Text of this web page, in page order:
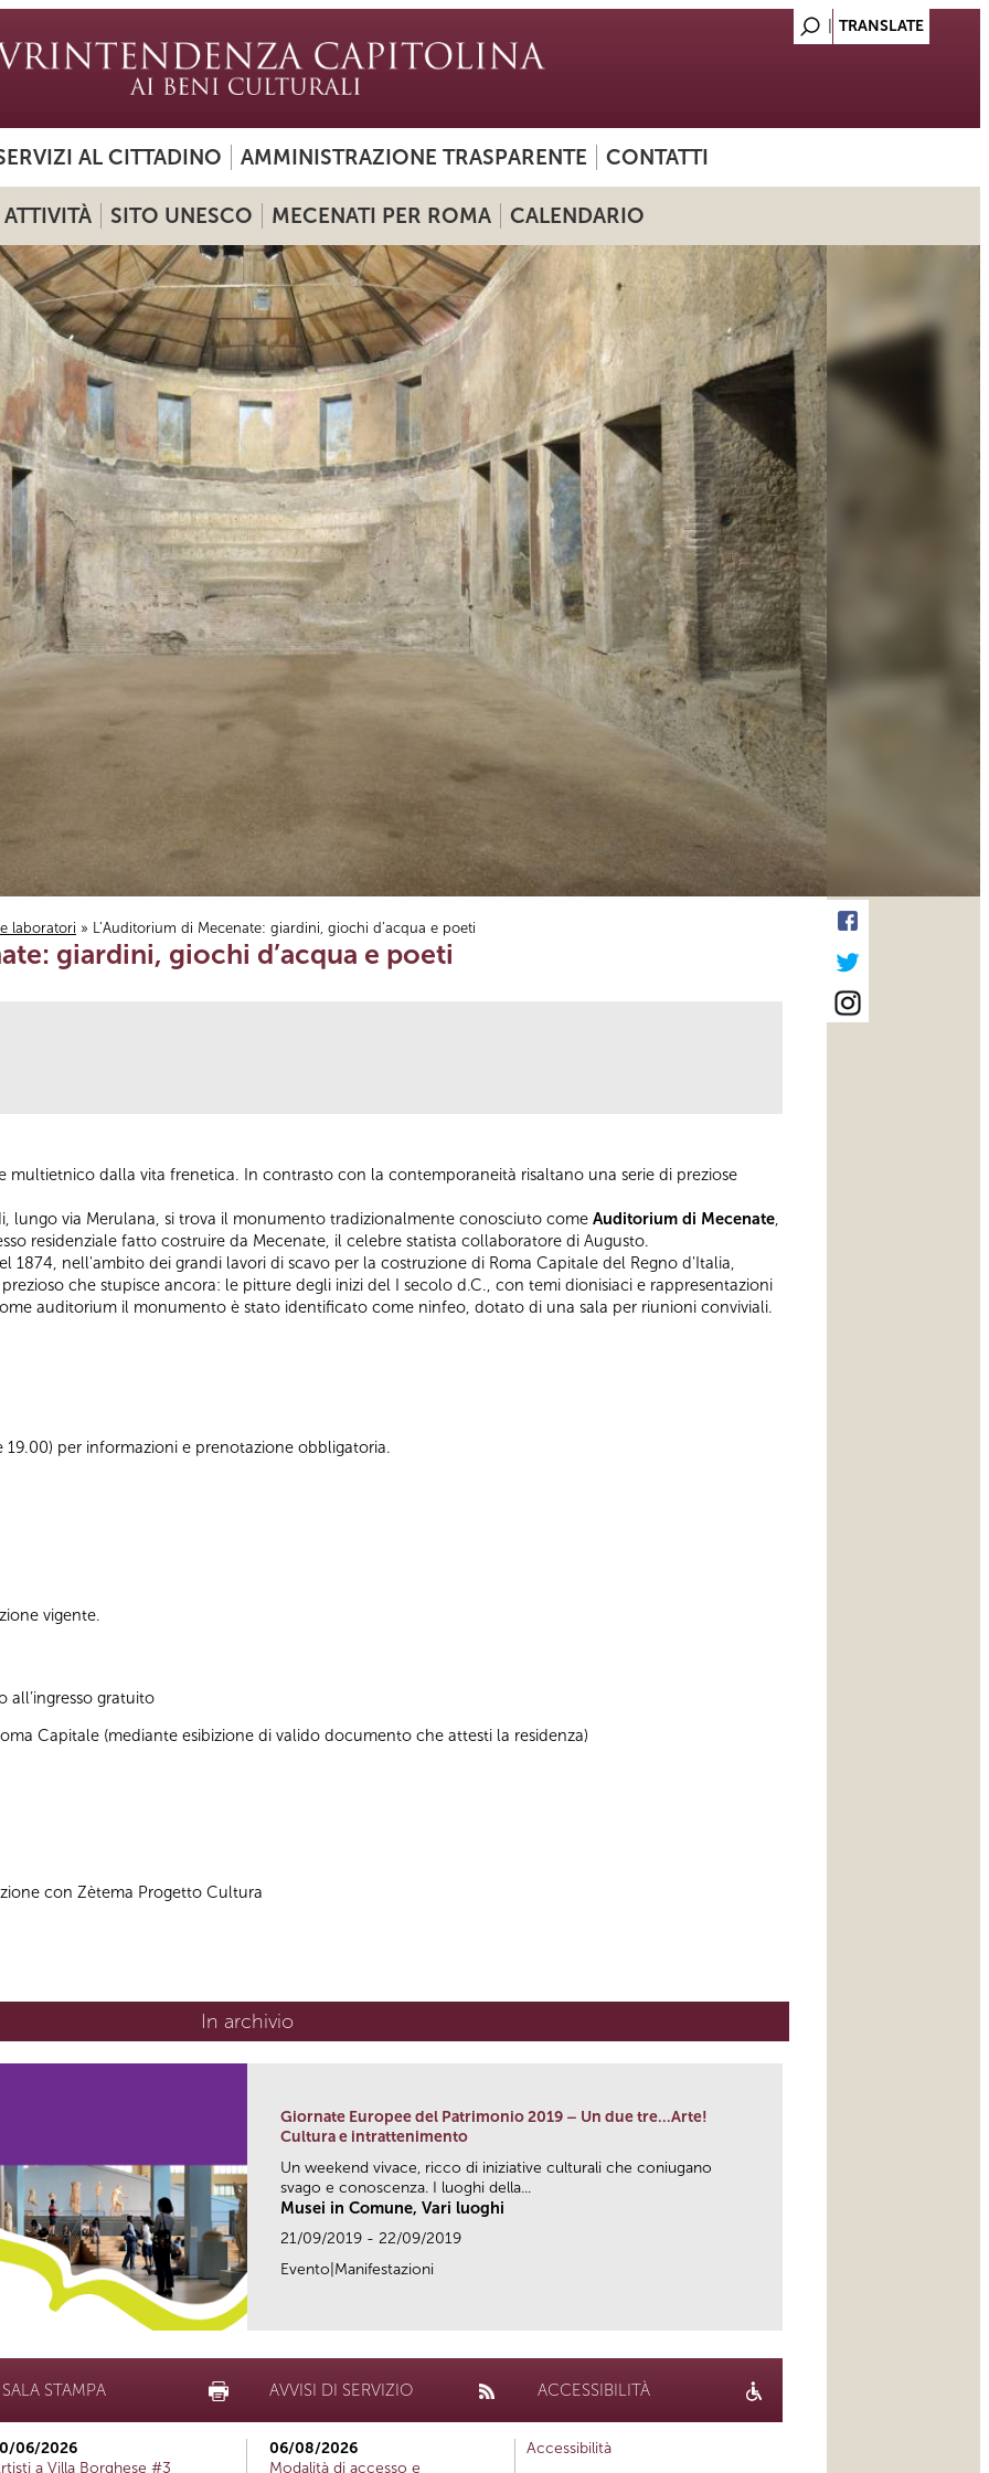
AL CITTADINO AMMINISTRAZIONE TRASPARENTE CONTATTI
ATTIVITÀ SITO UNESCO MECENATI PER ROMA CALENDARIO
laboratori » L’Auditorium di Mecenate: giardini, giochi d’acqua e poeti
giardini, giochi d’acqua e poeti
multietnico dalla vita frenetica. In contrasto con la contemporaneità risaltano una serie di preziose
lungo via Merulana, si trova il monumento tradizionalmente conosciuto come Auditorium di Mecenate
residenziale fatto costruire da Mecenate, il celebre statista collaboratore di Augusto.
1874, nell'ambito dei grandi lavori di scavo per la costruzione di Roma Capitale del Regno d'Italia,
che stupisce ancora: le pitture degli inizi del I secolo d.C., con temi dionisiaci e rappresentazioni
auditorium il monumento è stato identificato come ninfeo, dotato di una sala per riunioni conviviali.
per informazioni e prenotazione obbligatoria.
vigente.
all’ingresso gratuito
Capitale (mediante esibizione di valido documento che attesti la residenza)
con Zètema Progetto Cultura
In archivio
Giornate Europee del Patrimonio 2019 – Un due tre…Arte!
Cultura e intrattenimento
Un weekend vivace, ricco di iniziative culturali che coniugano
svago e conoscenza. I luoghi della...
Musei in Comune, Vari luoghi
21/09/2019 - 22/09/2019
Evento|Manifestazioni
SALA STAMPA
06/2026
a Villa Borghese #3
AVVISI DI SERVIZIO
06/08/2026
Modalità di accesso e
ACCESSIBILITÀ
Accessibilità